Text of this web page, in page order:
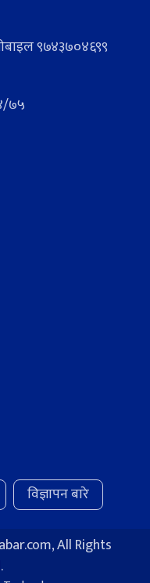
९७४३७०४६९९
७५
विज्ञापन बारे
All Rights